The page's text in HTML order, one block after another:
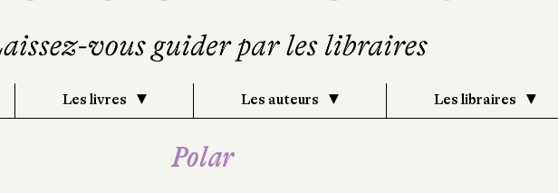
Les livres Les auteurs Les libraires
Polar